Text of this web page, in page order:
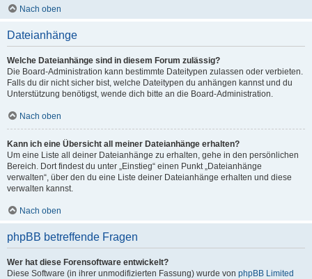
Nach oben
Dateianhänge
Welche Dateianhänge sind in diesem Forum zulässig?
Die Board-Administration kann bestimmte Dateitypen zulassen oder verbieten.
Falls du dir nicht sicher bist, welche Dateitypen du anhängen kannst und du
Unterstützung benötigst, wende dich bitte an die Board-Administration.
Nach oben
Kann ich eine Übersicht all meiner Dateianhänge erhalten?
Um eine Liste all deiner Dateianhänge zu erhalten, gehe in den persönlichen
Bereich. Dort findest du unter „Einstieg“ einen Punkt „Dateianhänge
verwalten“, über den du eine Liste deiner Dateianhänge erhalten und diese
verwalten kannst.
Nach oben
phpBB betreffende Fragen
Wer hat diese Forensoftware entwickelt?
Diese Software (in ihrer unmodifizierten Fassung) wurde von phpBB Limited